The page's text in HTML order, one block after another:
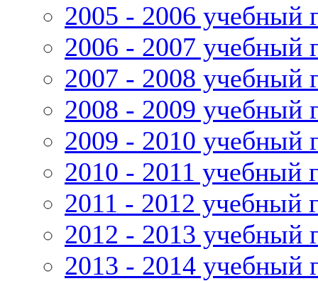
2005 - 2006 учебный
2006 - 2007 учебный
2007 - 2008 учебный
2008 - 2009 учебный
2009 - 2010 учебный
2010 - 2011 учебный
2011 - 2012 учебный
2012 - 2013 учебный
2013 - 2014 учебный